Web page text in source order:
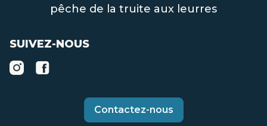
pêche de la truite aux leurres
SUIVEZ-NOUS
Contactez-nous